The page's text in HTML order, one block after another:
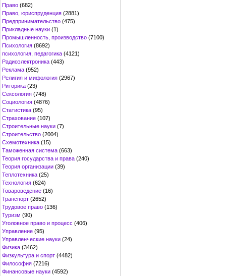
Право (682)
Право, юриспруденция (2881)
Предпринимательство (475)
Прикладные науки (1)
Промышленность, производство (7100)
Психология (8692)
психология, педагогика (4121)
Радиоэлектроника (443)
Реклама (952)
Религия и мифология (2967)
Риторика (23)
Сексология (748)
Социология (4876)
Статистика (95)
Страхование (107)
Строительные науки (7)
Строительство (2004)
Схемотехника (15)
Таможенная система (663)
Теория государства и права (240)
Теория организации (39)
Теплотехника (25)
Технология (624)
Товароведение (16)
Транспорт (2652)
Трудовое право (136)
Туризм (90)
Уголовное право и процесс (406)
Управление (95)
Управленческие науки (24)
Физика (3462)
Физкультура и спорт (4482)
Философия (7216)
Финансовые науки (4592)